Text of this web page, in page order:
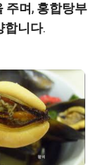
주며, 홍합탕부
합니다.